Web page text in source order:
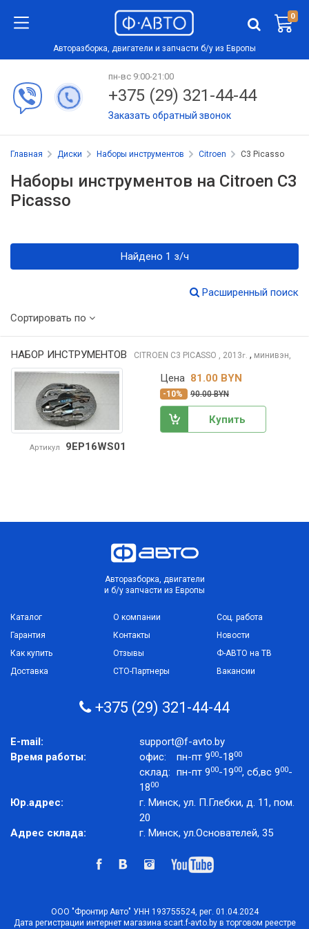
0
Авторазборка, двигатели и запчасти б/у из Европы
пн-вс 9:00-21:00
+375 (29) 321-44-44
Заказать обратный звонок
Главная Диски Наборы инструментов Citroen C3 Picasso
Наборы инструментов на Citroen C3
Picasso
Найдено 1 з/ч
Расширенный поиск
Сортировать по
НАБОР ИНСТРУМЕНТОВ CITROEN C3 PICASSO , 2013г. , минивэн,
Артикул 9EP16WS01
Цена 81.00 BYN
-10% 90.00 BYN
Купить
Авторазборка, двигатели
и б/у запчасти из Европы
Каталог
Гарантия
Как купить
Доставка
О компании
Контакты
Отзывы
СТО-Партнеры
Соц. работа
Новости
Ф-АВТО на ТВ
Вакансии
+375 (29) 321-44-44
E-mail:
support@f-avto.by
Время работы:
офис: пн-пт 900-1800
склад: пн-пт 900-1900, сб,вс 900-
1800
Юр.адрес:
г. Минск, ул. П.Глебки, д. 11, пом.
20
Адрес склада:
г. Минск, ул.Основателей, 35
ООО "Фронтир Авто" УНН 193755524, рег. 01.04.2024
Дата регистрации интернет магазина scart.f-avto.by в торговом реестре